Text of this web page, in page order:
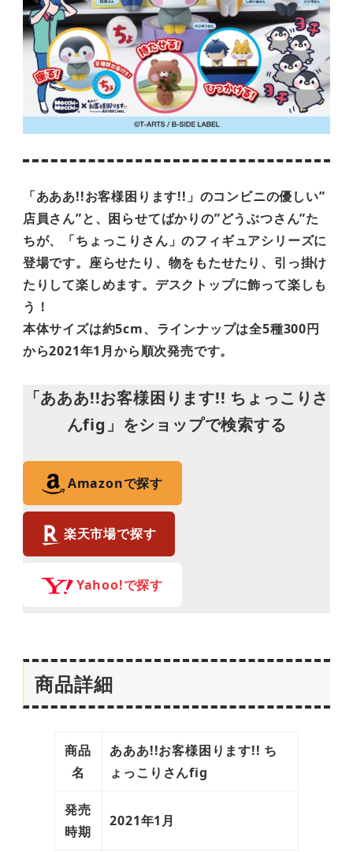
「あああ!!お客様困ります!!」のコンビニの優しい”
店員さん”と、困らせてばかりの”どうぶつさん”た
ちが、「ちょっこりさん」のフィギュアシリーズに
登場です。座らせたり、物をもたせたり、引っ掛け
たりして楽しめます。デスクトップに飾って楽しも
う！
本体サイズは約5cm、ラインナップは全5種300円
から2021年1月から順次発売です。
「あああ!!お客様困ります!! ちょっこりさ
んfig」 をショップで検索する
Amazonで探す
楽天市場で探す
Yahoo!で探す
商品詳細
商品
名
あああ!!お客様困ります!! ち
ょっこりさんfig
発売
時期
2021年1月